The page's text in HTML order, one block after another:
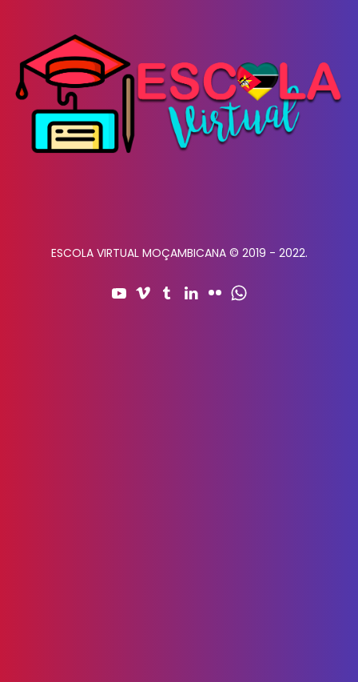
ESCOLA VIRTUAL MOÇAMBICANA © 2019 - 2022.